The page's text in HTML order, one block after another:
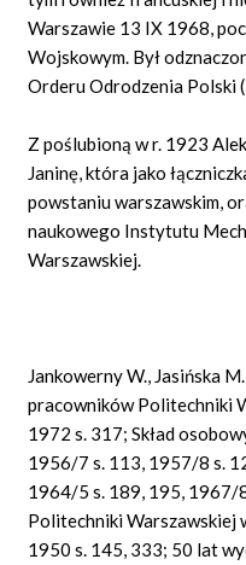
Warszawie 13 IX 1968,
Wojskowym. Był
Orderu Odrodzenia Polski
Z poślubioną w r. 1923
Janinę, która jako
powstaniu warszawskim,
naukowego Instytutu
Warszawskiej.
Jankowerny W., Jasińska
pracowników Politechniki
1972 s. 317; Skład
1956/7 s. 113, 1957/8 s.
1964/5 s. 189, 195, 1967/
Politechniki Warszawskiej
1950 s. 145, 333; 50 lat